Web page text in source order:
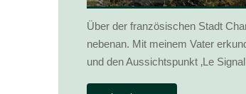
Über der französischen Stadt
nebenan. Mit meinem Vater
und den Aussichtspunkt ‚Le